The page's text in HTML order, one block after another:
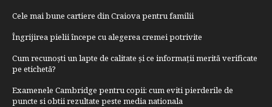
Cele mai bune cartiere din Craiova pentru familii
Îngrijirea pielii începe cu alegerea cremei potrivite
Cum recunoști un lapte de calitate și ce informații merită verificate
pe etichetă?
Examenele Cambridge pentru copii: cum eviti pierderile de
puncte si obtii rezultate peste media nationala